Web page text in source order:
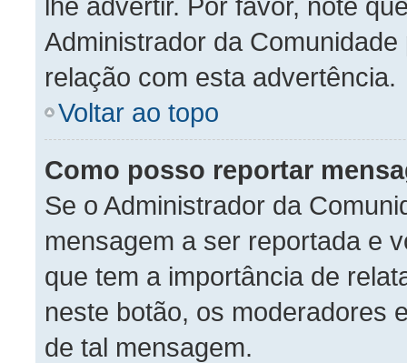
Administrador da
relação com esta advertência.
Voltar ao topo
Como posso reportar
Se o Administrador da
mensagem a ser reportada e
que tem a importância de
neste botão, os moderadores
de tal mensagem.